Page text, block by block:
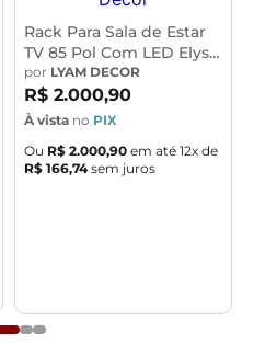
um pano levemente
de pano seco. Evitar
produto não sofra
com escovas ou
ilustrativas e não
Rack Para Sala de Estar
TV 85 Pol Com LED Elysia
L05 Tauari Off White
Fosco - Lyam Decor
por LYAM DECOR
R$ 2.000,90
À vista no PIX
Ou R$ 2.000,90 em até 12x de
R$ 166,74sem juros